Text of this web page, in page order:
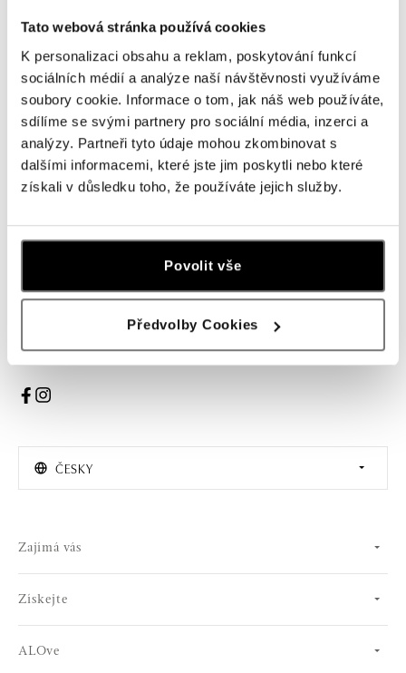
Tato webová stránka používá cookies
K personalizaci obsahu a reklam, poskytování funkcí
sociálních médií a analýze naší návštěvnosti využíváme
soubory cookie. Informace o tom, jak náš web používáte,
sdílíme se svými partnery pro sociální média, inzerci a
analýzy. Partneři tyto údaje mohou zkombinovat s
dalšími informacemi, které jste jim poskytli nebo které
získali v důsledku toho, že používáte jejich služby.
Povolit vše
Předvolby Cookies
V katalogu nejsou žádné produkty.
Přihlaste se k odběru newsletteru
Žena
Muž
ČESKY
Zajímá vás
Získejte
ALOve